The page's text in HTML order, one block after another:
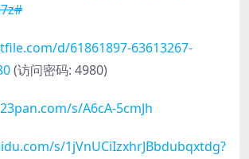
d/61861897-63613267-
(访问密码: 4980)
s/A6cA-5cmJh
s/1jVnUCiIzxhrJBbdubqxtdg?